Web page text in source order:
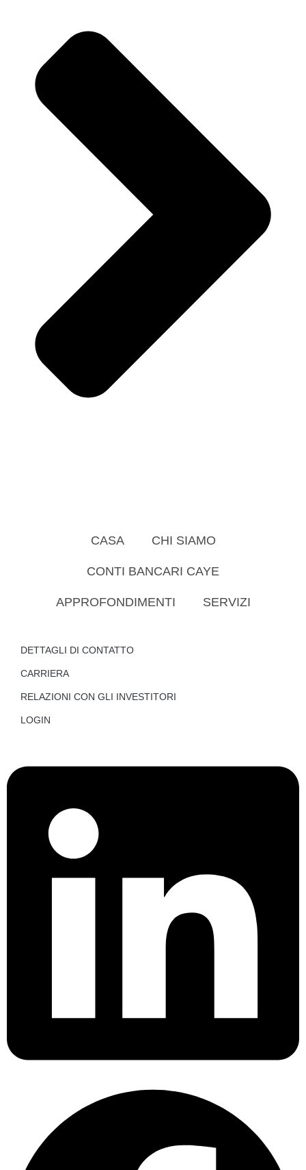
CASA CHI SIAMO
CONTI BANCARI CAYE
APPROFONDIMENTI SERVIZI
DETTAGLI DI CONTATTO
CARRIERA
RELAZIONI CON GLI INVESTITORI
LOGIN